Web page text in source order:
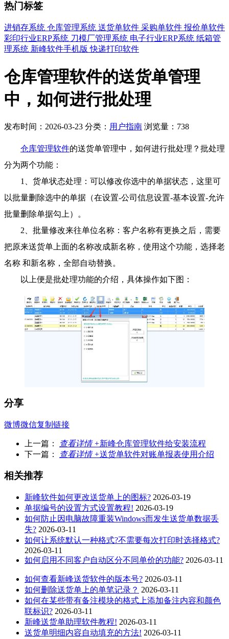
热门标签
进销存系统 仓库管理系统 送货单软件 采购单软件 报价单软件
彩印行业ERP系统 刀模厂管理系统 电子行业ERP系统 纸箱管
理系统 新峰软件手机版快递打印软件
仓库管理软件的送货单管理
中，如何进行批处理
发布时间：2026-03-23 分类： 用户指南 浏览量：738
仓库管理软件的送货单管理中，如何进行批处理？批处理
分为两个功能：
1、货单状态处理：可以修改你选中的单据状态，这里可
以批量删除选中的单据（在设置-公司信息设置-基本设置-允许
批量删除单据勾上）。
2、批量修改来往单位名称：客户名称有更换之后，需要
把原来送货单上面的名称改成新名称，使用这个功能，选择老
名称 和新名称，全部自动替换。
以上便是批处理功能的介绍，具体操作如下图：
分享
微博微信复制链接
上一篇： 查看详情 +新峰仓库管理软件给安装流程
下一篇：
查看详情 +送货单软件对账单报表使用介绍
相关推荐
新峰软件如何更改送货单上的图标? 2026-03-19
单据编号的设置方式设置教程! 2026-03-19
如何防止因电脑故障重装Windows而发生送货单数据丢
失? 2026-03-11
如何让系统默认一种格式?不需要每次打印时选择格式?
2026-03-11
如何启用不同客户自动区分不同单价的功能? 2026-03-11
如何查看新峰送货软件的版本号? 2026-03-11
如何删除送货单上的单笔记录？ 2026-03-11
如何在某些带有备注模块的格式上添加备注内容和颜色
联标识? 2026-03-11
新峰送货单助理软件教程! 2026-03-11
送货单明细内容自动填充的方法! 2026-03-11